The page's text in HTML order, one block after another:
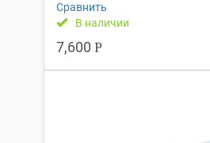
Сравнить
В наличии
7,600 Р